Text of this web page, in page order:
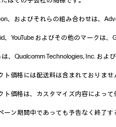
、およびそれらの組み合わせは、
、YouTube およびその他のマークは
、Qualcomm Technologies, Inc. およ
価格には配送料は含まれておりませ
価格は、カスタマイズ内容によっ
ーン期間中であっても予告なく終了す